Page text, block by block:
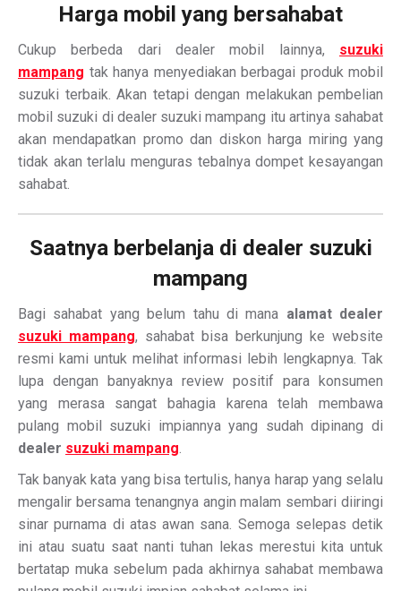
Harga mobil yang bersahabat
Cukup berbeda dari dealer mobil lainnya, suzuki
mampang tak hanya menyediakan berbagai produk mobil
suzuki terbaik. Akan tetapi dengan melakukan pembelian
mobil suzuki di dealer suzuki mampang itu artinya sahabat
akan mendapatkan promo dan diskon harga miring yang
tidak akan terlalu menguras tebalnya dompet kesayangan
sahabat.
Saatnya berbelanja di dealer suzuki
mampang
Bagi sahabat yang belum tahu di mana alamat dealer
suzuki mampang, sahabat bisa berkunjung ke website
resmi kami untuk melihat informasi lebih lengkapnya. Tak
lupa dengan banyaknya review positif para konsumen
yang merasa sangat bahagia karena telah membawa
pulang mobil suzuki impiannya yang sudah dipinang di
dealer suzuki mampang
Tak banyak kata yang bisa tertulis, hanya harap yang selalu
mengalir bersama tenangnya angin malam sembari diiringi
sinar purnama di atas awan sana. Semoga selepas detik
ini atau suatu saat nanti tuhan lekas merestui kita untuk
bertatap muka sebelum pada akhirnya sahabat membawa